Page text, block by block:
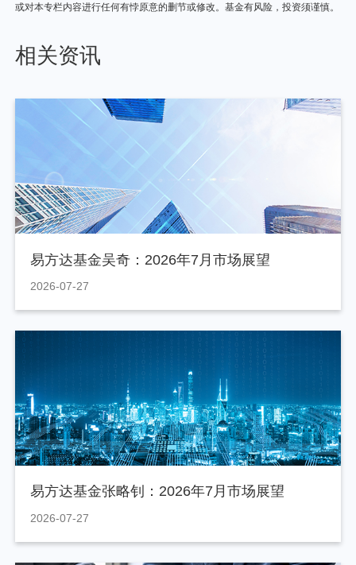
或对本专栏内容进行任何有悖原意的删节或修改。基金有风险，投资须谨慎。
相关资讯
易方达基金吴奇：2026年7月市场展望
2026-07-27
易方达基金张略钊：2026年7月市场展望
2026-07-27